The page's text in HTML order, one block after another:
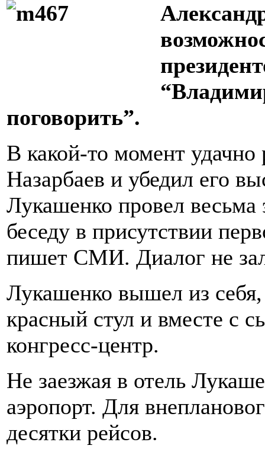
поговорить”.
В какой-то момент
Назарбаев и убедил его
Лукашенко провел
беседу в присутствии
пишет СМИ. Диалог не
Лукашенко вышел из
красный стул и вместе с
конгресс-центр.
Не заезжая в отель
аэропорт. Для
десятки рейсов.